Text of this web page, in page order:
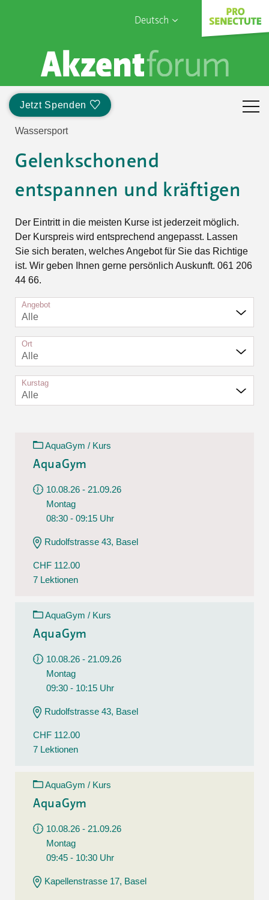
Deutsch
English
Français
Jetzt Spenden
Sophia Care
Wassersport
Gelenkschonend
entspannen und kräftigen
Der Eintritt in die meisten Kurse ist jederzeit möglich.
Der Kurspreis wird entsprechend angepasst. Lassen
Sie sich beraten, welches Angebot für Sie das Richtige
ist. Wir geben Ihnen gerne persönlich Auskunft. 061 206
44 66.
Angebot
Alle
Ort
Alle
Kurstag
Alle
AquaGym / Kurs
AquaGym
10.08.26 - 21.09.26
Montag
08:30 - 09:15 Uhr
Rudolfstrasse 43, Basel
CHF 112.00
7 Lektionen
AquaGym / Kurs
AquaGym
10.08.26 - 21.09.26
Montag
09:30 - 10:15 Uhr
Rudolfstrasse 43, Basel
CHF 112.00
7 Lektionen
AquaGym / Kurs
AquaGym
10.08.26 - 21.09.26
Montag
09:45 - 10:30 Uhr
Kapellenstrasse 17, Basel